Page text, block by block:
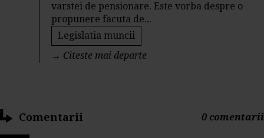
varstei de pensionare. Este vorba despre o
propunere facuta de...
Legislatia muncii
→ Citeste mai departe
Comentarii 0 comentarii